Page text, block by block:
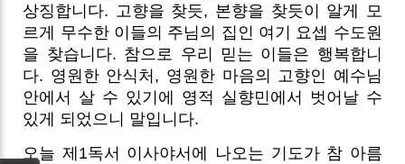
상징합니다. 고향을 찾듯, 본향을 찾듯이 알게 모
르게 무수한 이들의 주님의 집인 여기 요셉 수도원
을 찾습니다. 참으로 우리 믿는 이들은 행복합니
다. 영원한 안식처, 영원한 마음의 고향인 예수님
안에서 살 수 있기에 영적 실향민에서 벗어날 수
있게 되었으니 말입니다.
오늘 제1독서 이사야서에 나오는 기도가 참 아름